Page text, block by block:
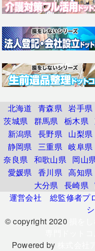
北海道 青森県 岩手県
茨城県 群馬県 栃木県
新潟県 長野県 山梨県
静岡県 三重県 岐阜県
奈良県 和歌山県 岡山
愛媛県 香川県 高知県
大分県 長崎県
運営会社
総監修者プ
© copyright 2020
Powered by